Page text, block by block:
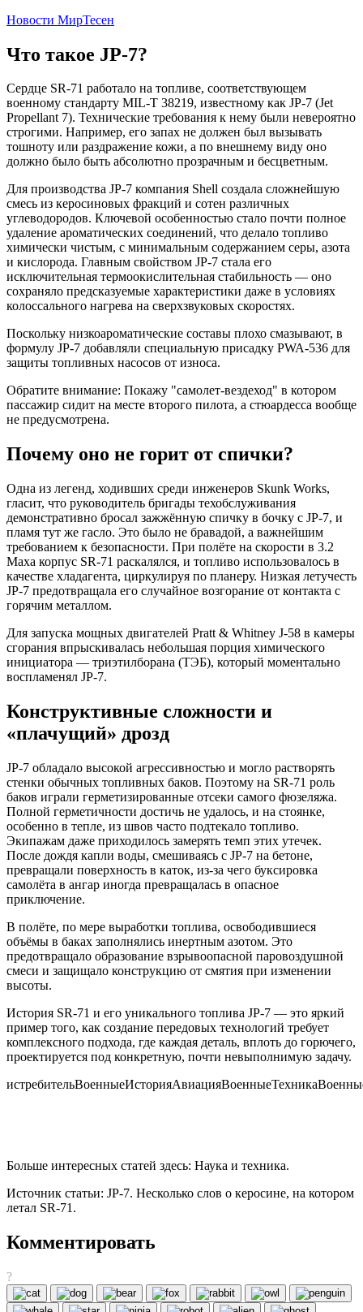
Новости МирТесен
Что такое JP-7?
Сердце SR-71 работало на топливе, соответствующем
военному стандарту MIL-T 38219, известному как JP-7 (Jet
Propellant 7). Технические требования к нему были невероятно
строгими. Например, его запах не должен был вызывать
тошноту или раздражение кожи, а по внешнему виду оно
должно было быть абсолютно прозрачным и бесцветным.
Для производства JP-7 компания Shell создала сложнейшую
смесь из керосиновых фракций и сотен различных
углеводородов. Ключевой особенностью стало почти полное
удаление ароматических соединений, что делало топливо
химически чистым, с минимальным содержанием серы, азота
и кислорода. Главным свойством JP-7 стала его
исключительная термоокислительная стабильность — оно
сохраняло предсказуемые характеристики даже в условиях
колоссального нагрева на сверхзвуковых скоростях.
Поскольку низкоароматические составы плохо смазывают, в
формулу JP-7 добавляли специальную присадку PWA-536 для
защиты топливных насосов от износа.
Обратите внимание: Покажу "самолет-вездеход" в котором
пассажир сидит на месте второго пилота, а стюардесса вообще
не предусмотрена.
Почему оно не горит от спички?
Одна из легенд, ходивших среди инженеров Skunk Works,
гласит, что руководитель бригады техобслуживания
демонстративно бросал зажжённую спичку в бочку с JP-7, и
пламя тут же гасло. Это было не бравадой, а важнейшим
требованием к безопасности. При полёте на скорости в 3.2
Маха корпус SR-71 раскалялся, и топливо использовалось в
качестве хладагента, циркулируя по планеру. Низкая летучесть
JP-7 предотвращала его случайное возгорание от контакта с
горячим металлом.
Для запуска мощных двигателей Pratt & Whitney J-58 в камеры
сгорания впрыскивалась небольшая порция химического
инициатора — триэтилборана (ТЭБ), который моментально
воспламенял JP-7.
Конструктивные сложности и
«плачущий» дрозд
JP-7 обладало высокой агрессивностью и могло растворять
стенки обычных топливных баков. Поэтому на SR-71 роль
баков играли герметизированные отсеки самого фюзеляжа.
Полной герметичности достичь не удалось, и на стоянке,
особенно в тепле, из швов часто подтекало топливо.
Экипажам даже приходилось замерять темп этих утечек.
После дождя капли воды, смешиваясь с JP-7 на бетоне,
превращали поверхность в каток, из-за чего буксировка
самолёта в ангар иногда превращалась в опасное
приключение.
В полёте, по мере выработки топлива, освободившиеся
объёмы в баках заполнялись инертным азотом. Это
предотвращало образование взрывоопасной паровоздушной
смеси и защищало конструкцию от смятия при изменении
высоты.
История SR-71 и его уникального топлива JP-7 — это яркий
пример того, как создание передовых технологий требует
комплексного подхода, где каждая деталь, вплоть до горючего,
проектируется под конкретную, почти невыполнимую задачу.
Больше интересных статей здесь: Наука и техника.
Источник статьи: JP-7. Несколько слов о керосине, на котором
летал SR-71.
Комментировать
?